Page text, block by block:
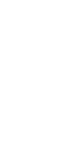
Bupati